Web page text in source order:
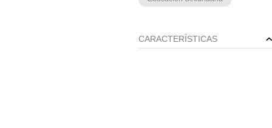
CARACTERÍSTICAS